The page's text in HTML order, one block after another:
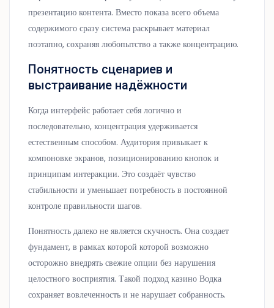
презентацию контента. Вместо показа всего объема
содержимого сразу система раскрывает материал
поэтапно, сохраняя любопытство а также концентрацию.
Понятность сценариев и
выстраивание надёжности
Когда интерфейс работает себя логично и
последовательно, концентрация удерживается
естественным способом. Аудитория привыкает к
компоновке экранов, позиционированию кнопок и
принципам интеракции. Это создаёт чувство
стабильности и уменьшает потребность в постоянной
контроле правильности шагов.
Понятность далеко не является скучность. Она создает
фундамент, в рамках которой которой возможно
осторожно внедрять свежие опции без нарушения
целостного восприятия. Такой подход казино Водка
сохраняет вовлеченность и не нарушает собранность.